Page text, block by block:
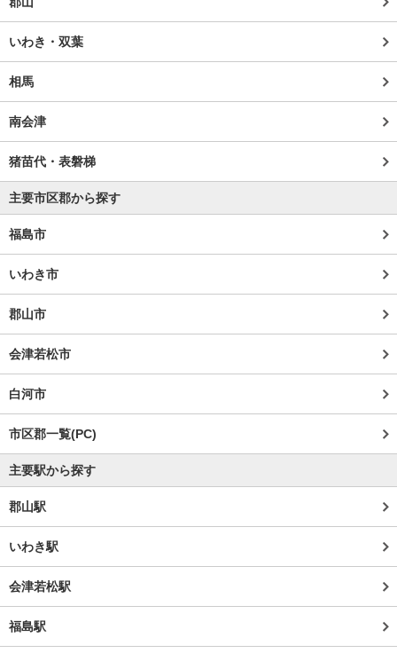
いわき・双葉
相馬
南会津
猪苗代・表磐梯
主要市区郡から探す
福島市
いわき市
郡山市
会津若松市
白河市
市区郡一覧(PC)
主要駅から探す
郡山駅
いわき駅
会津若松駅
福島駅